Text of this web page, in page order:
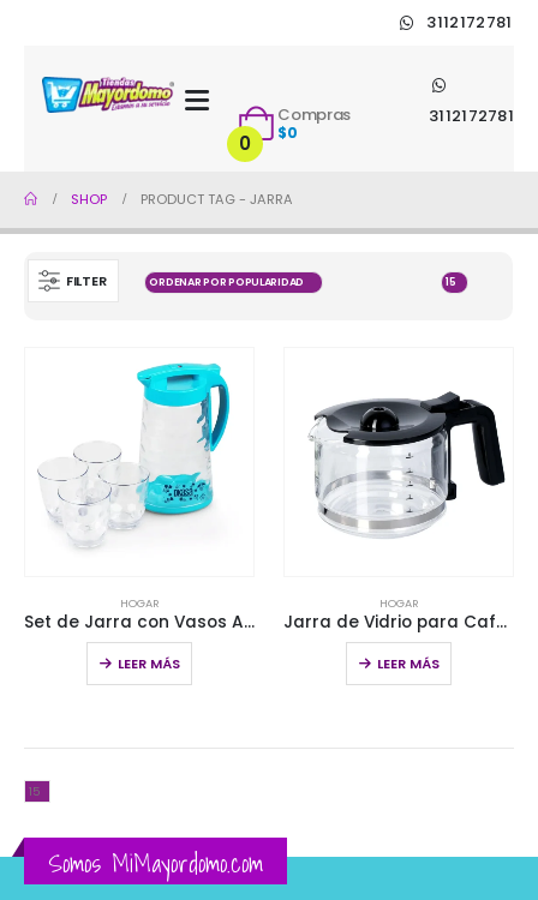
3112172781
3112172781
0
Compras
$0
SHOP PRODUCT TAG -JARRA
FILTER
HOGAR
Set de Jarra con Vasos Azul
LEER MÁS
HOGAR
Jarra de Vidrio para Cafetera Home Elements 6 Tazas HECM9420SS
LEER MÁS
Somos MiMayordomo.com